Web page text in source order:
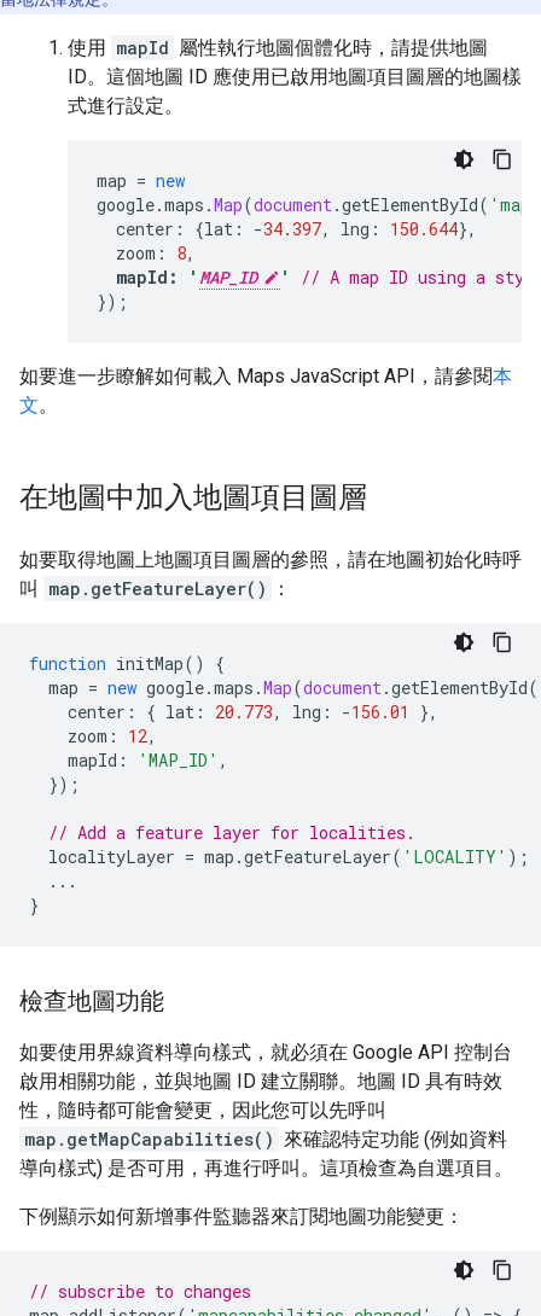
使用 mapId 屬性執行地圖個體化時，請提供地圖
ID。這個地圖 ID 應使用已啟用地圖項目圖層的地圖樣
式進行設定。
map = new
google.maps .Map(document .getElementById( 'map'
center : {lat : -34.397, lng : 150.644},
zoom : 8,
mapId : ' MAP_ID '
// A map ID using a
});
如要進一步瞭解如何載入 Maps JavaScript API，請參閱本
文。
在地圖中加入地圖項目圖層
如要取得地圖上地圖項目圖層的參照，請在地圖初始化時呼
叫
map.getFeatureLayer() ：
function initMap()
{
map = new google.maps .Map(document .getElementById(
center : { lat : 20.773, lng : -156.01
},
zoom : 12,
mapId : 'MAP_ID' ,
});
// Add a feature layer for localities.
localityLayer = map .getFeatureLayer( 'LOCALITY' );
...
}
檢查地圖功能
如要使用界線資料導向樣式，就必須在 Google API 控制台
啟用相關功能，並與地圖 ID 建立關聯。地圖 ID 具有時效
性，隨時都可能會變更，因此您可以先呼叫
map.getMapCapabilities() 來確認特定功能 (例如資料
導向樣式) 是否可用，再進行呼叫。這項檢查為自選項目。
下例顯示如何新增事件監聽器來訂閱地圖功能變更：
// subscribe to changes